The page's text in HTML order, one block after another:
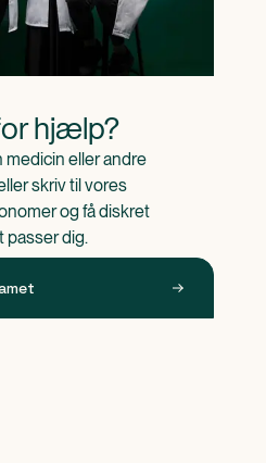
hjælp?
medicin eller andre
skriv til vores
og få diskret
passer dig.